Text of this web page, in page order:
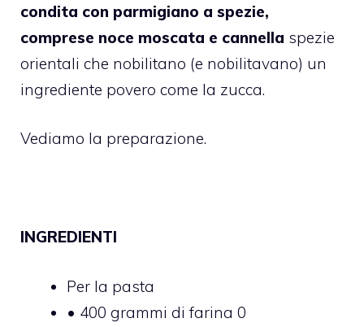
condita con parmigiano a spezie,
comprese noce moscata e cannella spezie
orientali che nobilitano (e nobilitavano) un
ingrediente povero come la zucca.
Vediamo la preparazione.
INGREDIENTI
Per la pasta
• 400 grammi di farina 0